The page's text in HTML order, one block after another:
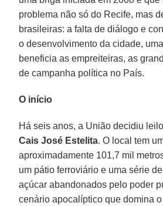
problema não só do Recife, mas
brasileiras: a falta de diálogo e
o desenvolvimento da cidade,
beneficia as empreiteiras, as
de campanha política no País.
O início
Há seis anos, a União decidiu
Cais José Estelita. O local tem
aproximadamente 101,7 mil
um pátio ferroviário e uma série
açúcar abandonados pelo poder
cenário apocalíptico que domina o